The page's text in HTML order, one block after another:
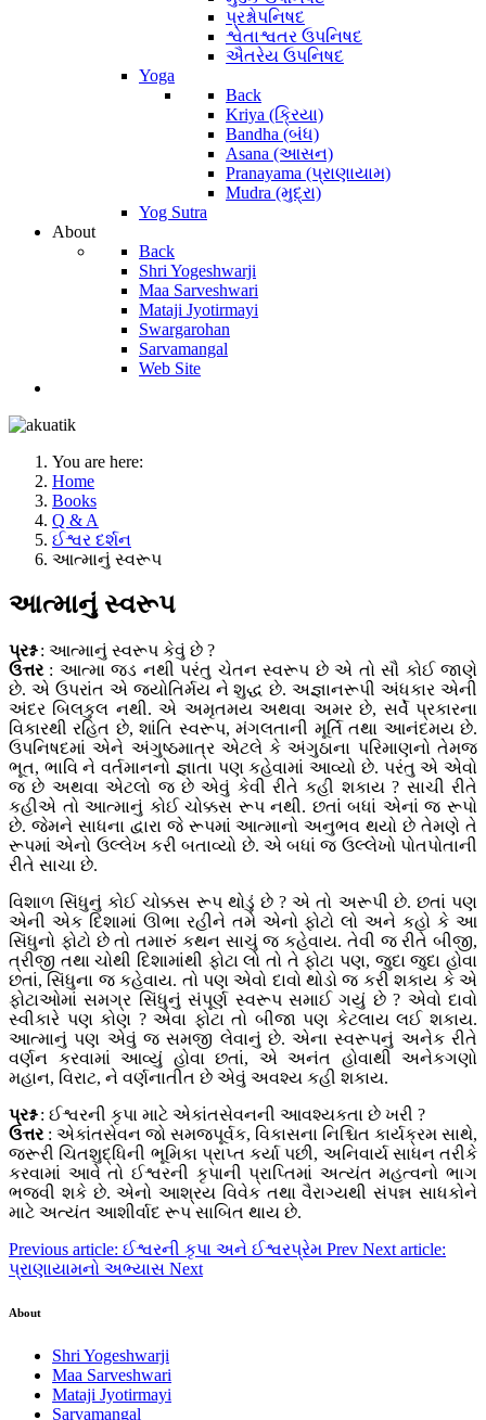
પ્રશ્નોપનિષદ
શ્વેતાશ્વતર ઉપનિષદ
ઐતરેય ઉપનિષદ
Yoga
Back
Kriya (ક્રિયા)
Bandha (બંધ)
Asana (આસન)
Pranayama (પ્રાણાયામ)
Mudra (મુદ્રા)
Yog Sutra
About
Back
Shri Yogeshwarji
Maa Sarveshwari
Mataji Jyotirmayi
Swargarohan
Sarvamangal
Web Site
You are here:
Home
Books
Q & A
ઈશ્વર દર્શન
આત્માનું સ્વરૂપ
આત્માનું સ્વરૂપ
પ્રશ્ન: આત્માનું સ્વરૂપ કેવું છે ?
ઉત્તર: આત્મા જડ નથી પરંતુ ચેતન સ્વરૂપ છે એ તો સૌ કોઈ જાણે
છે. એ ઉપરાંત એ જ્યોતિર્મય ને શુદ્ધ છે. અજ્ઞાનરૂપી અંધકાર એની
અંદર બિલકુલ નથી. એ અમૃતમય અથવા અમર છે, સર્વે પ્રકારના
વિકારથી રહિત છે, શાંતિ સ્વરૂપ, મંગલતાની મૂર્તિ તથા આનંદમય છે.
ઉપનિષદમાં એને અંગુષ્ઠમાત્ર એટલે કે અંગુઠાના પરિમાણનો તેમજ
ભૂત, ભાવિ ને વર્તમાનનો જ્ઞાતા પણ કહેવામાં આવ્યો છે. પરંતુ એ એવો
જ છે અથવા એટલો જ છે એવું કેવી રીતે કહી શકાય ? સાચી રીતે
કહીએ તો આત્માનું કોઈ ચોક્કસ રૂપ નથી. છતાં બધાં એનાં જ રૂપો
છે. જેમને સાધના દ્વારા જે રૂપમાં આત્માનો અનુભવ થયો છે તેમણે તે
રૂપમાં એનો ઉલ્લેખ કરી બતાવ્યો છે. એ બધાં જ ઉલ્લેખો પોતપોતાની
રીતે સાચા છે.
વિશાળ સિંધુનું કોઈ ચોક્કસ રૂપ થોડું છે ? એ તો અરૂપી છે. છતાં પણ
એની એક દિશામાં ઊભા રહીને તમે એનો ફોટો લો અને કહો કે આ
સિંધુનો ફોટો છે તો તમારું કથન સાચું જ કહેવાય. તેવી જ રીતે બીજી,
ત્રીજી તથા ચોથી દિશામાંથી ફોટા લો તો તે ફોટા પણ, જુદા જુદા હોવા
છતાં, સિંધુના જ કહેવાય. તો પણ એવો દાવો થોડો જ કરી શકાય કે એ
ફોટાઓમાં સમગ્ર સિંધુનું સંપૂર્ણ સ્વરૂપ સમાઈ ગયું છે ? એવો દાવો
સ્વીકારે પણ કોણ ? એવા ફોટા તો બીજા પણ કેટલાય લઈ શકાય.
આત્માનું પણ એવું જ સમજી લેવાનું છે. એના સ્વરૂપનું અનેક રીતે
વર્ણન કરવામાં આવ્યું હોવા છતાં, એ અનંત હોવાથી અનેકગણો
મહાન, વિરાટ, ને વર્ણનાતીત છે એવું અવશ્ય કહી શકાય.
પ્રશ્ન: ઈશ્વરની કૃપા માટે એકાંતસેવનની આવશ્યકતા છે ખરી ?
ઉત્તર: એકાંતસેવન જો સમજપૂર્વક, વિકાસના નિશ્ચિત કાર્યક્રમ સાથે,
જરૂરી ચિતશુદ્ધિની ભૂમિકા પ્રાપ્ત કર્યા પછી, અનિવાર્ય સાધન તરીકે
કરવામાં આવે તો ઈશ્વરની કૃપાની પ્રાપ્તિમાં અત્યંત મહત્વનો ભાગ
ભજવી શકે છે. એનો આશ્રય વિવેક તથા વૈરાગ્યથી સંપન્ન સાધકોને
માટે અત્યંત આશીર્વાદ રૂપ સાબિત થાય છે.
Previous article: ઈશ્વરની કૃપા અને ઈશ્વરપ્રેમ Prev Next article:
પ્રાણાયામનો અભ્યાસ Next
About
Shri Yogeshwarji
Maa Sarveshwari
Mataji Jyotirmayi
Sarvamangal